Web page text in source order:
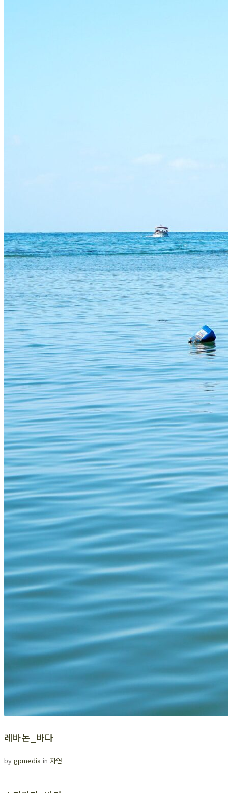
레바논_바다
by gpmedia in 자연